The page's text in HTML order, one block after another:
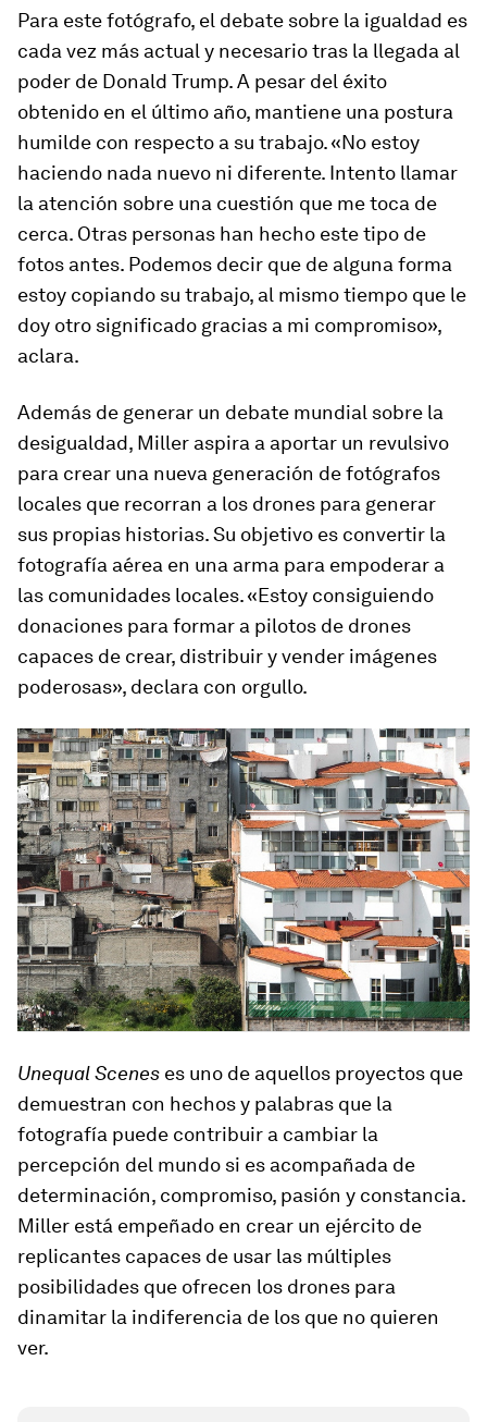
Para este fotógrafo, el debate sobre la igualdad es
cada vez más actual y necesario tras la llegada al
poder de Donald Trump. A pesar del éxito
obtenido en el último año, mantiene una postura
humilde con respecto a su trabajo. «No estoy
haciendo nada nuevo ni diferente. Intento llamar
la atención sobre una cuestión que me toca de
cerca. Otras personas han hecho este tipo de
fotos antes. Podemos decir que de alguna forma
estoy copiando su trabajo, al mismo tiempo que le
doy otro significado gracias a mi compromiso»,
aclara.
Además de generar un debate mundial sobre la
desigualdad, Miller aspira a aportar un revulsivo
para crear una nueva generación de fotógrafos
locales que recorran a los drones para generar
sus propias historias. Su objetivo es convertir la
fotografía aérea en una arma para empoderar a
las comunidades locales. «Estoy consiguiendo
donaciones para formar a pilotos de drones
capaces de crear, distribuir y vender imágenes
poderosas», declara con orgullo.
Unequal Scenes es uno de aquellos proyectos que
demuestran con hechos y palabras que la
fotografía puede contribuir a cambiar la
percepción del mundo si es acompañada de
determinación, compromiso, pasión y constancia.
Miller está empeñado en crear un ejército de
replicantes capaces de usar las múltiples
posibilidades que ofrecen los drones para
dinamitar la indiferencia de los que no quieren
ver.